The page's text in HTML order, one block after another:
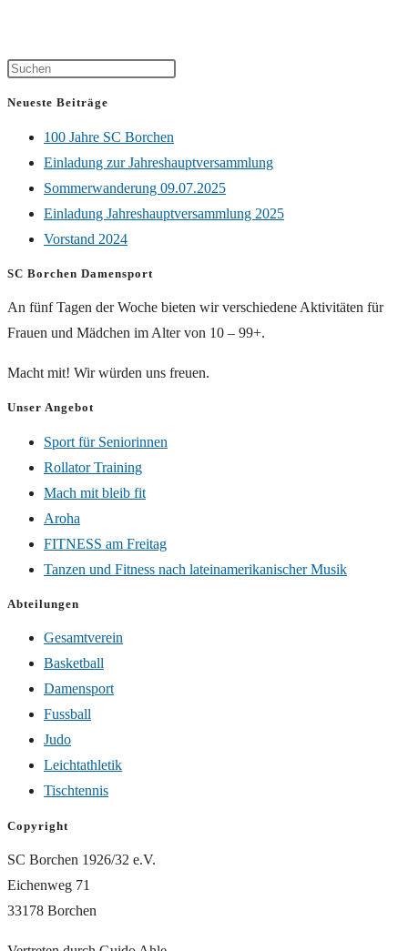
Neueste Beiträge
100 Jahre SC Borchen
Einladung zur Jahreshauptversammlung
Sommerwanderung 09.07.2025
Einladung Jahreshauptversammlung 2025
Vorstand 2024
SC Borchen Damensport
An fünf Tagen der Woche bieten wir verschiedene Aktivitäten für
Frauen und Mädchen im Alter von 10 – 99+.
Macht mit! Wir würden uns freuen.
Unser Angebot
Sport für Seniorinnen
Rollator Training
Mach mit bleib fit
Aroha
FITNESS am Freitag
Tanzen und Fitness nach lateinamerikanischer Musik
Abteilungen
Gesamtverein
Basketball
Damensport
Fussball
Judo
Leichtathletik
Tischtennis
Copyright
SC Borchen 1926/32 e.V.
Eichenweg 71
33178 Borchen